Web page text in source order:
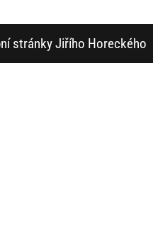
stránky Jiřího Horeckého